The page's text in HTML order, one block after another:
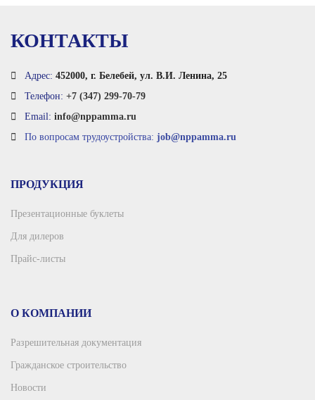
КОНТАКТЫ
Адрес: 452000, г. Белебей, ул. В.И. Ленина, 25
Телефон: +7 (347) 299-70-79
Email: info@nppamma.ru
По вопросам трудоустройства: job@nppamma.ru
ПРОДУКЦИЯ
Презентационные буклеты
Для дилеров
Прайс-листы
О КОМПАНИИ
Разрешительная документация
Гражданское строительство
Новости